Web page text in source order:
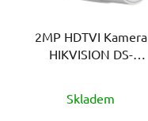
2MP HDTVI Kamera
HIKVISION DS-
Skladem